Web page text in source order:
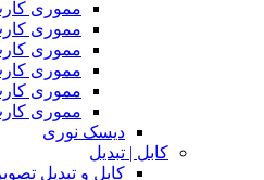
مموری کارت 16
مموری کارت 32
مموری کارت 64
مموری کارت 128
مموری کارت 256
مموری کارت 512
دیسک نوری
کابل | تبدیل
کابل و تبدیل